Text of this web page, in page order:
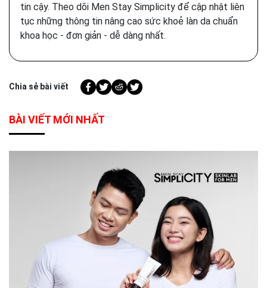
tin cậy. Theo dõi Men Stay Simplicity để cập nhật liên
tục những thông tin nâng cao sức khoẻ làn da chuẩn
khoa học - đơn giản - dễ dàng nhất.
Chia sẻ bài viết
BÀI VIẾT MỚI NHẤT